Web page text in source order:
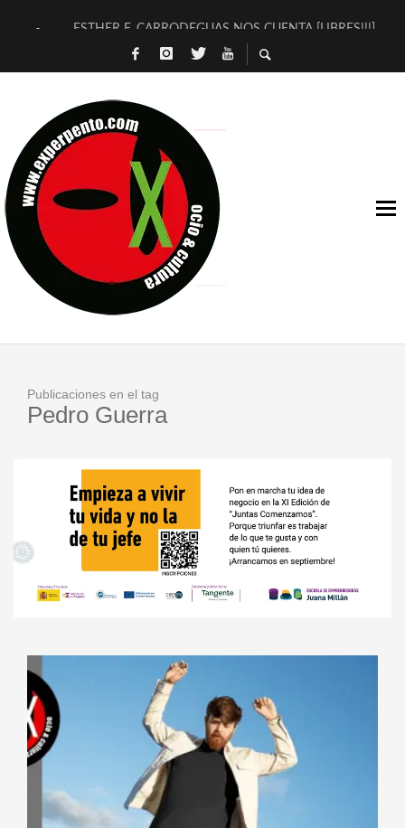
ESTHER F. CARRODEGUAS NOS CUENTA [LIBRES!!!]
[TERRA DE GUAPES] DE SANDRA MONFORT
TIMBRE 4, LA ESCUELA DEL DIRECTOR TEATRAL CLAUDIO
30 AÑOS (NO ES NADA) DE LA KATARSIS DEL TOMATAZO
MILITARES JUDÍAS EN #EXVITA
D’BALDOMEROS REINVENTAN [BITÁCORA 3.0] EN EXVITA
MARSHALL FLASH PRESENTA EN EXVITA [RELATIVA
JOFRE BARDAGÍ EN EXVITA INTERPRETANDO A SERRAT
Publicaciones en el tag
Pedro Guerra